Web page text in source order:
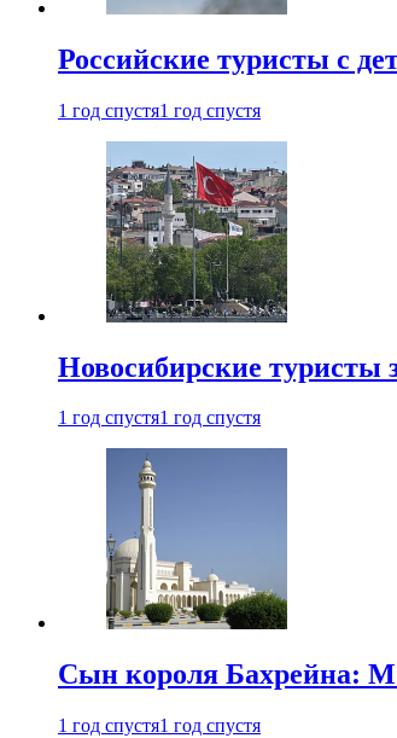
Российские туристы с
1 год спустя1 год спустя
Новосибирские туристы
1 год спустя1 год спустя
Сын короля Бахрейна:
1 год спустя1 год спустя